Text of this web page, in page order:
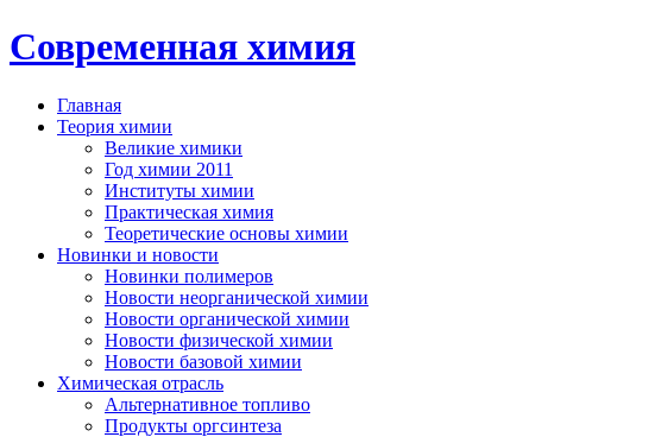
Современная химия
Главная
Теория химии
Великие химики
Год химии 2011
Институты химии
Практическая химия
Теоретические основы химии
Новинки и новости
Новинки полимеров
Новости неорганической химии
Новости органической химии
Новости физической химии
Новости базовой химии
Химическая отрасль
Альтернативное топливо
Продукты оргсинтеза